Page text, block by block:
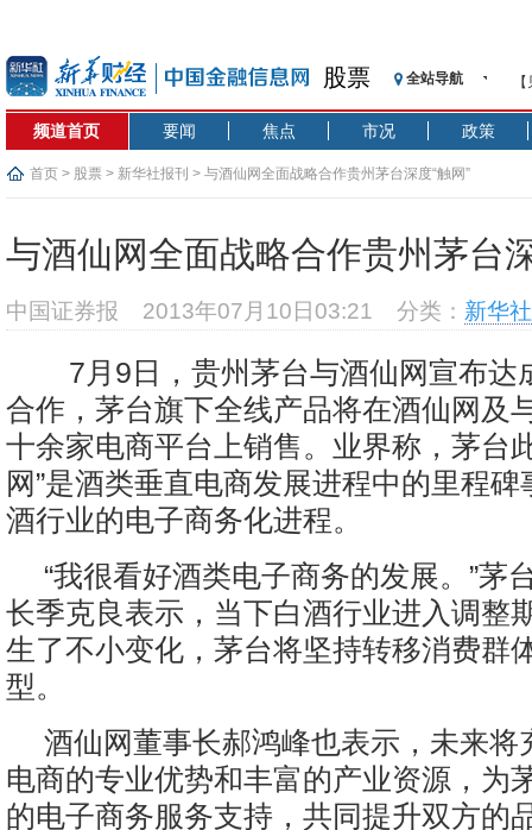
股票 全站导航
记
央
沥
济
频道首页 要闻 焦点 市况 政策
首页 > 股票 > 新华社报刊 > 与酒仙网全面战略合作贵州茅台深度“触网”
与酒仙网全面战略合作贵州茅台
中国证券报 2013年07月10日03:21 分类： 新华
7月9日，贵州茅台与酒仙网宣布达
合作，茅台旗下全线产品将在酒仙网及
十余家电商平台上销售。业界称，茅台
网”是酒类垂直电商发展进程中的里程
酒行业的电子商务化进程。
“我很看好酒类电子商务的发展。”茅
长季克良表示，当下白酒行业进入调整
生了不小变化，茅台将坚持转移消费群
型。
酒仙网董事长郝鸿峰也表示，未来将
电商的专业优势和丰富的产业资源，为
的电子商务服务支持，共同提升双方的